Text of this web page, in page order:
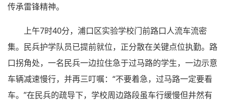
传承雷锋精神。
上午7时40分，浦口区实验学校门前路口人流车流密
集。民兵护学队员已提前就位，正分散在关键点位执勤。路
口拐角处，一名民兵一边拉住急于过马路的学生，一边示意
车辆减速慢行，并再三叮嘱：“不要着急，过马路一定要看
车。”在民兵的疏导下，学校周边路段虽车行缓慢但井然有